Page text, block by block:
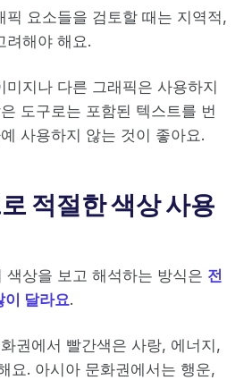
픽 요소들을 검토할 때는 지역적,
려해야 해요.
미지나 다른 그래픽은 사용하지
도구로는 포함된 텍스트를 번
사용하지 않는 것이 좋아요.
적절한 색상 사용
색상을 보고 해석하는 방식은 전
이 달라요.
권에서 빨간색은 사랑, 에너지,
요. 아시아 문화권에서는 행운,